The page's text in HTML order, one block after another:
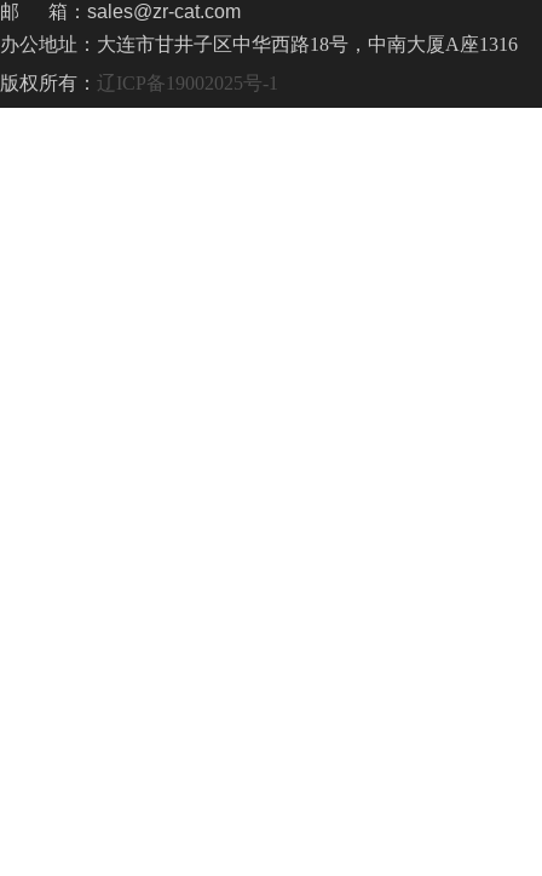
邮 箱：sales@zr-cat.com
办公地址：大连市甘井子区中华西路18号，中南大厦A座1316
版权所有： 辽ICP备19002025号-1